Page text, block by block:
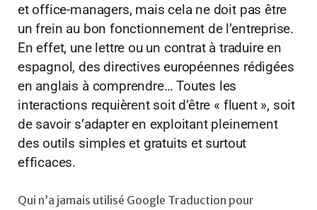
et office-managers, mais cela ne doit pas être
un frein au bon fonctionnement de l’entreprise.
En effet, une lettre ou un contrat à traduire en
espagnol, des directives européennes rédigées
en anglais à comprendre… Toutes les
interactions requièrent soit d’être « fluent », soit
de savoir s’adapter en exploitant pleinement
des outils simples et gratuits et surtout
efficaces.
Qui n’a jamais utilisé Google Traduction pour